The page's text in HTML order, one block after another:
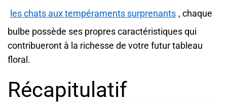
les chats aux tempéraments surprenants , chaque
bulbe possède ses propres caractéristiques qui
contribueront à la richesse de votre futur tableau
floral.
Récapitulatif